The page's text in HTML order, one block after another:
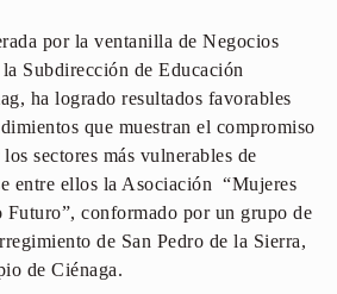
por la ventanilla de Negocios
Subdirección de Educación
ha logrado resultados favorables
que muestran el compromiso
sectores más vulnerables de
entre ellos la Asociación “Mujeres
Futuro”, conformado por un grupo de
de San Pedro de la Sierra,
de Ciénaga.